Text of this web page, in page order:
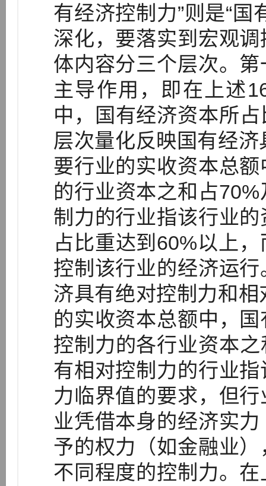
有经济控制力”则是“国
深化，要落实到宏观
体内容分三个层次。
主导作用，即在上述
中，国有经济资本所
层次量化反映国有经
要行业的实收资本总
的行业资本之和占
制力的行业指该行业
占比重达到60%以上
控制该行业的经济运
济具有绝对控制力和
的实收资本总额中，
控制力的各行业资本
有相对控制力的行业
力临界值的要求，但
业凭借本身的经济实
予的权力（如金融业
不同程度的控制力。